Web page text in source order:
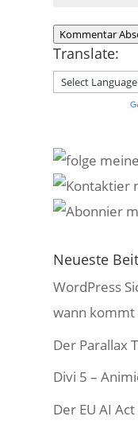
Kommentar
Translate:
Powered by
Neueste
WordPress
wann kommt
Der Parallax
Divi 5 –
Der EU AI